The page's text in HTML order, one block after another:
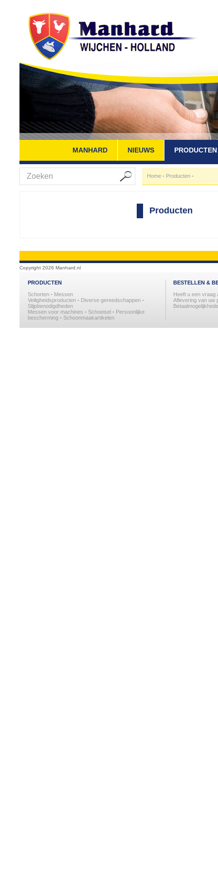
MANHARD NIEUWS PRODUCTEN
Home - Producten -
Producten
Copyright 2026 Manhard.nl
PRODUCTEN
Schorten - Messen
Veiligheidsproducten - Diverse gereedschappen -
Slijpbenodigdheden
Messen voor machines - Schoeisel - Persoonlijke
bescherming - Schoonmaakartikelen
BESTELLEN &
Heeft u een vraag
Aflevering van uw